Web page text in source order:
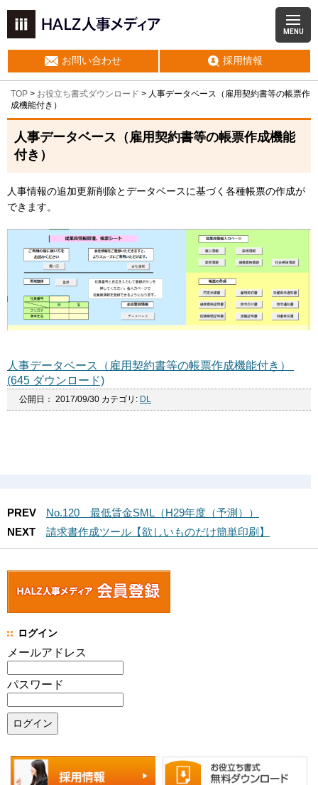
MENU
お問い合わせ 採用情報
TOP > お役立ち書式ダウンロード > 人事データベース（雇用契約書等の帳票作
成機能付き）
人事データベース（雇用契約書等の帳票作成機能
付き）
人事情報の追加更新削除とデータベースに基づく各種帳票の作成が
できます。
人事データベース（雇用契約書等の帳票作成機能付き）
(645 ダウンロード)
公開日： 2017/09/30 カテゴリ: DL
PREV
No.120 最低賃金SML（H29年度（予測））
NEXT
請求書作成ツール【欲しいものだけ簡単印刷】
ログイン
メールアドレス
パスワード